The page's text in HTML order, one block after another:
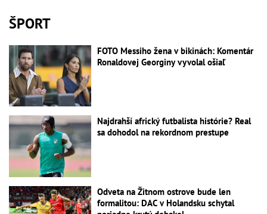
ŠPORT
FOTO Messiho žena v bikinách: Komentár
Ronaldovej Georginy vyvolal ošiaľ
Najdrahší africký futbalista histórie? Real
sa dohodol na rekordnom prestupe
Odveta na Žitnom ostrove bude len
formalitou: DAC v Holandsku schytal